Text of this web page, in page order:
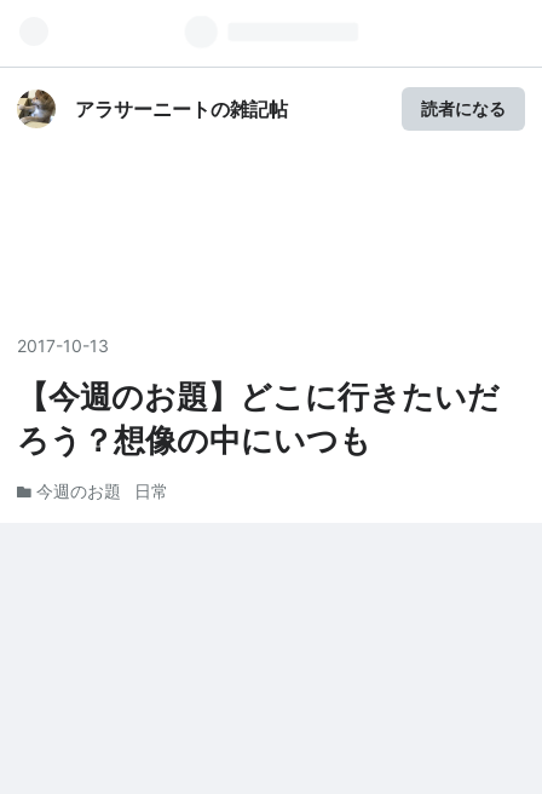
アラサーニートの雑記帖 読者になる
2017-10-13
【今週のお題】どこに行きたいだ
ろう？想像の中にいつも
今週のお題 日常